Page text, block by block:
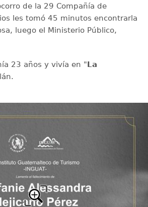
de la 29 Compañía de
les tomó 45 minutos encontrarla
luego el Ministerio Público,
23 años y vivía en "La